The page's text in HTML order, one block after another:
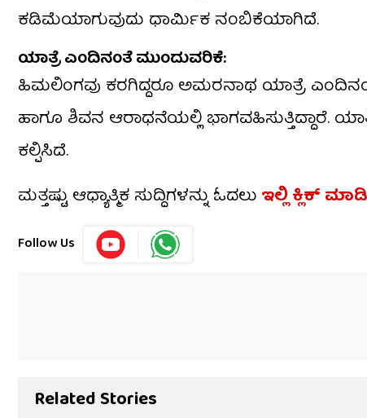
ಕಡಿಮೆಯಾಗುವುದು ಧಾರ್ಮಿಕ ನಂಬಿಕೆಯಾಗಿದೆ.
ಯಾತ್ರೆ ಎಂದಿನಂತೆ ಮುಂದುವರಿಕೆ:
ಹಿಮಲಿಂಗವು ಕರಗಿದ್ದರೂ ಅಮರನಾಥ ಯಾತ್ರೆ
ಹಾಗೂ ಶಿವನ ಆರಾಧನೆಯಲ್ಲಿ ಭಾಗವಹಿಸುತ್ತಿದ್ದಾರೆ.
ಕಲ್ಪಿಸಿದೆ.
ಮತ್ತಷ್ಟು ಆಧ್ಯಾತ್ಮಿಕ ಸುದ್ದಿಗಳನ್ನು ಓದಲು ಇಲ್ಲಿ ಕ್ಲಿಕ್ ಮಾಡಿ
Follow Us
Related Stories